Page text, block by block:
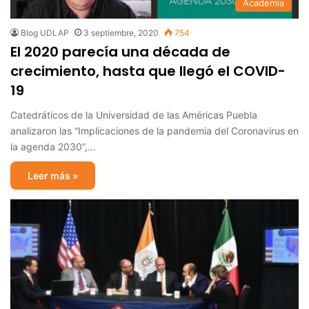
Academia
Blog UDLAP 3 septiembre, 2020 754
El 2020 parecía una década de
crecimiento, hasta que llegó el COVID-
19
Catedráticos de la Universidad de las Américas Puebla
analizaron las “Implicaciones de la pandemia del Coronavirus en
la agenda 2030”,…
Leer más »